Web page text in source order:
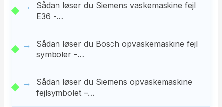
Sådan løser du Siemens vaskemaskine fejl
E36 -…
Sådan løser du Bosch opvaskemaskine fejl
symboler -…
Sådan løser du Siemens opvaskemaskine
fejlsymbolet –…